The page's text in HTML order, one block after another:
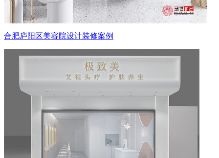
合肥庐阳区美容院设计装修案例